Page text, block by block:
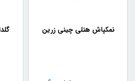
نمکپاش هتلی چینی زرین